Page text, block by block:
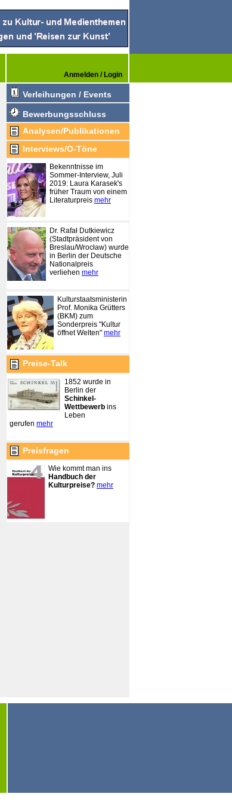
Anmelden / Login
Verleihungen / Events
Bewerbungsschluss
Analysen/Publikationen
Interviews/O-Töne
Bekenntnisse im
Sommer-Interview, Juli
2019: Laura Karasek's
früher Traum von einem
Literaturpreis mehr
Dr. Rafał Dutkiewicz
(Stadtpräsident von
Breslau/Wrocław) wurde
in Berlin der Deutsche
Nationalpreis
verliehen mehr
Kulturstaatsministerin
Prof. Monika Grütters
(BKM) zum
Sonderpreis "Kultur
öffnet Welten" mehr
Preise-Talk
1852 wurde in
Berlin der
Schinkel-
Wettbewerb ins
Leben
gerufen mehr
Preisfragen
Wie kommt man ins
Handbuch der
Kulturpreise? mehr